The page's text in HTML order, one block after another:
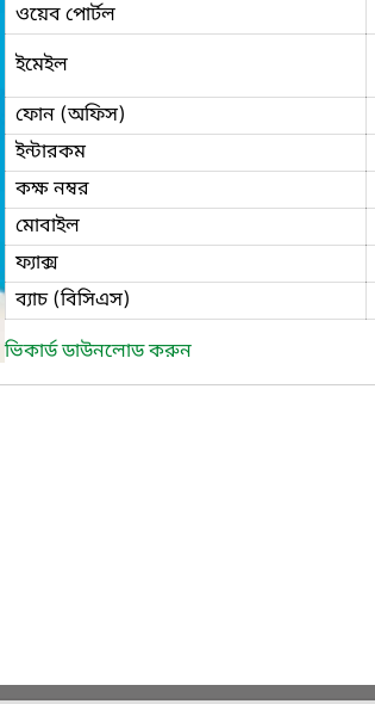
ওয়েব পোর্টল
ইমেইল
ফোন (অফিস)
ইন্টারকম
কক্ষ নম্বর
মোবাইল
ফ্যাক্স
ব্যাচ (বিসিএস)
ভিকার্ড ডাউনলোড করুন